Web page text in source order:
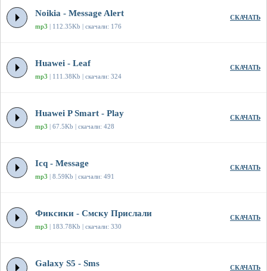
Noikia - Message Alert
mp3 | 112.35Kb | скачали: 176
СКАЧАТЬ
Huawei - Leaf
mp3 | 111.38Kb | скачали: 324
СКАЧАТЬ
Huawei P Smart - Play
mp3 | 67.5Kb | скачали: 428
СКАЧАТЬ
Icq - Message
mp3 | 8.59Kb | скачали: 491
СКАЧАТЬ
Фиксики - Смску Прислали
mp3 | 183.78Kb | скачали: 330
СКАЧАТЬ
Galaxy S5 - Sms СКАЧАТЬ